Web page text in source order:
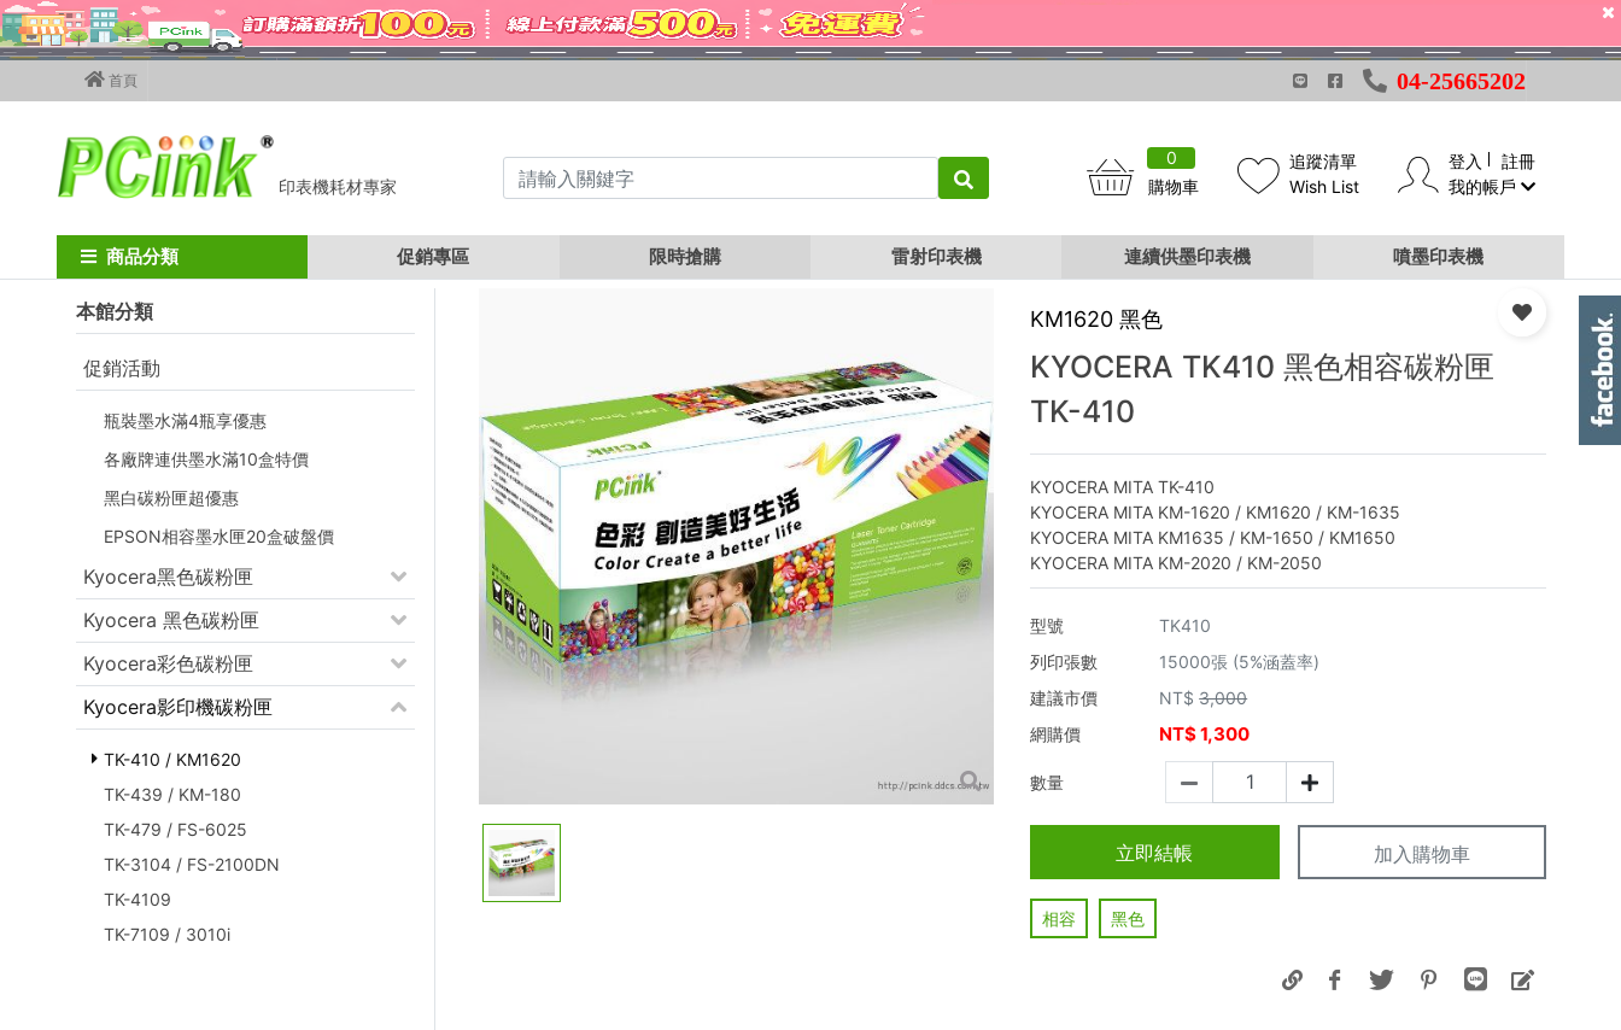
首頁 04-25665202
印表機耗材專家
0
購物車
追蹤清單
Wish List
登入
註冊
我的帳戶
商品分類 促銷專區 限時搶購 雷射印表機 連續供墨印表機 噴墨印表機
Home kyocera碳粉匣 Kyocera影印機碳粉匣 TK-410 / KM1620 KYOCERA TK410 黑色相容碳粉匣 TK-410
本館分類
促銷活動
瓶裝墨水滿4瓶享優惠
各廠牌連供墨水滿10盒特價
黑白碳粉匣超優惠
EPSON相容墨水匣20盒破盤價
Kyocera黑色碳粉匣
Kyocera 黑色碳粉匣
Kyocera彩色碳粉匣
Kyocera影印機碳粉匣
TK-410 / KM1620
TK-439 / KM-180
TK-479 / FS-6025
TK-3104 / FS-2100DN
TK-4109
TK-7109 / 3010i
KM1620 黑色
KYOCERA TK410 黑色相容碳粉匣
TK-410
KYOCERA MITA TK-410
KYOCERA MITA KM-1620 / KM1620 / KM-1635
KYOCERA MITA KM1635 / KM-1650 / KM1650
KYOCERA MITA KM-2020 / KM-2050
型號
TK410
列印張數
15000張 (5%涵蓋率)
建議市價
NT$ 3,000
網購價
NT$1,300
數量
立即結帳 加入購物車
相容 黑色